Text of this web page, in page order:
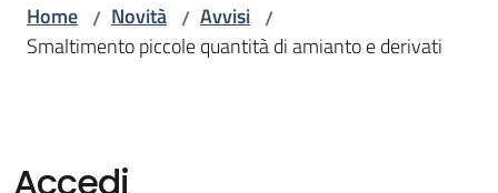
Amministrazione
Home / Novità / Avvisi /
Smaltimento piccole quantità di amianto e derivati
Accedi